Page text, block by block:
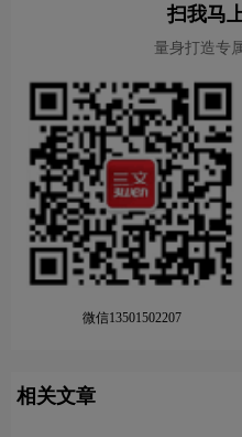
扫我马
量身打造专
微信13501502207
相关文章